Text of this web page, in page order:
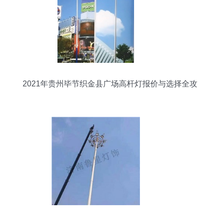
2021年贵州毕节织金县广场高杆灯报价与选择全攻